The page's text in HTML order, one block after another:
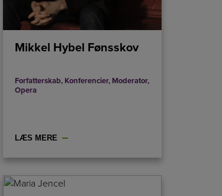
Mikkel Hybel Fønsskov
Forfatterskab, Konferencier, Moderator,
Opera
LÆS MERE